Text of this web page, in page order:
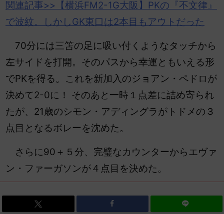
関連記事>>【横浜FM2-1G大阪】PKの『不文律』
で波紋。しかしGK東口は2本目もアウトだった
70分には三笘の足に吸い付くようなタッチから
左サイドを打開。そのパスから幸運ともいえる形
でPKを得る。これを新加入のジョアン・ペドロが
決めて2-0に！ そのあと一時１点差に詰め寄られ
たが、21歳のシモン・アディングラがトドメの３
点目となるボレーを沈めた。
さらに90＋５分、完璧なカウンターからエヴァ
ン・ファーガソンが４点目を決めた。